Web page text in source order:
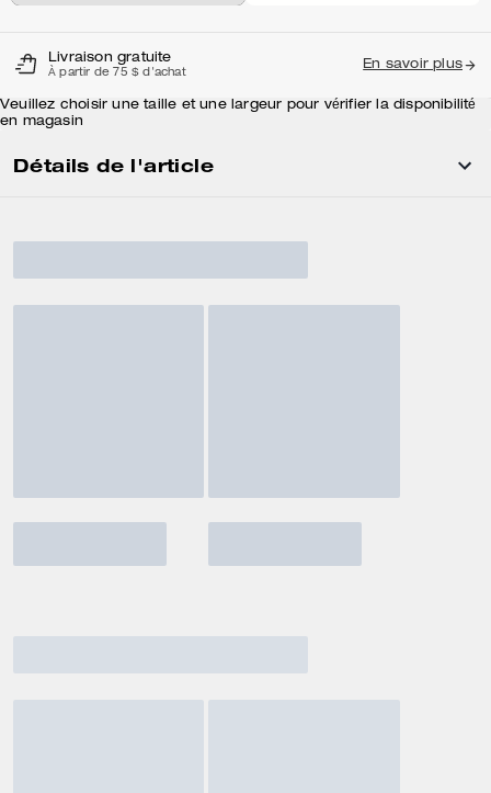
Livraison gratuite
À partir de 75 $ d'achat
En savoir plus
Veuillez choisir une taille et une largeur pour vérifier la disponibilité
en magasin
Détails de l'article